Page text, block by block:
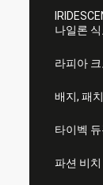
나일론
라피아
배지, 패
타이벡 듀
파션 비